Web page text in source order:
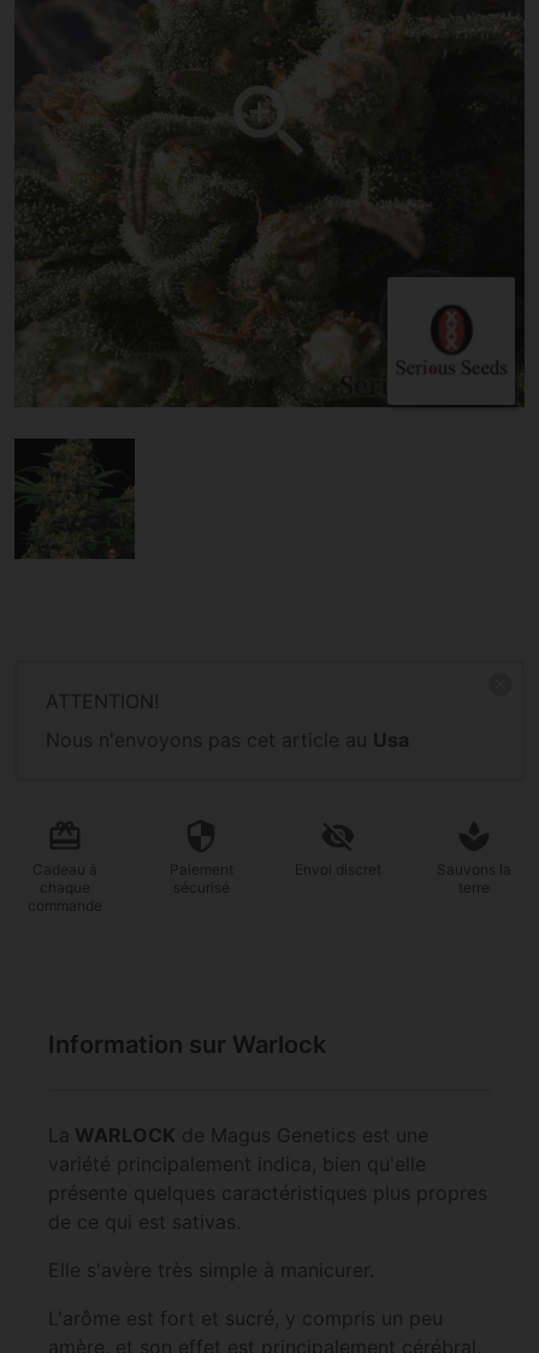
ATTENTION!
Nous n'envoyons pas cet article au Usa
Cadeau à
chaque
commande
Paiement
sécurisé
Envoi discret
Sauvons la
terre
Information sur Warlock
La WARLOCK de Magus Genetics est une
variété principalement indica, bien qu'elle
présente quelques caractéristiques plus propres
de ce qui est sativas.
Elle s'avère très simple à manicurer.
L'arôme est fort et sucré, y compris un peu
amère, et son effet est principalement cérébral.